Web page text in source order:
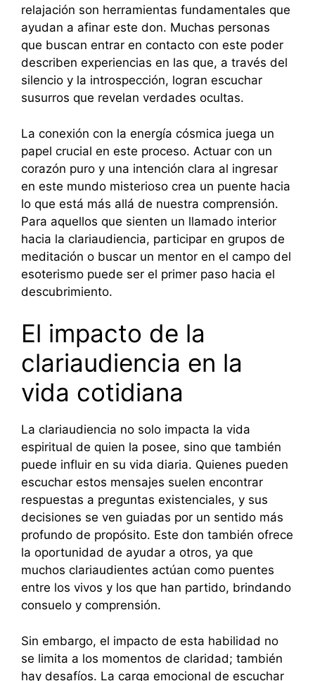
relajación son herramientas fundamentales que
ayudan a afinar este don. Muchas personas
que buscan entrar en contacto con este poder
describen experiencias en las que, a través del
silencio y la introspección, logran escuchar
susurros que revelan verdades ocultas.
La conexión con la energía cósmica juega un
papel crucial en este proceso. Actuar con un
corazón puro y una intención clara al ingresar
en este mundo misterioso crea un puente hacia
lo que está más allá de nuestra comprensión.
Para aquellos que sienten un llamado interior
hacia la clariaudiencia, participar en grupos de
meditación o buscar un mentor en el campo del
esoterismo puede ser el primer paso hacia el
descubrimiento.
El impacto de la
clariaudiencia en la
vida cotidiana
La clariaudiencia no solo impacta la vida
espiritual de quien la posee, sino que también
puede influir en su vida diaria. Quienes pueden
escuchar estos mensajes suelen encontrar
respuestas a preguntas existenciales, y sus
decisiones se ven guiadas por un sentido más
profundo de propósito. Este don también ofrece
la oportunidad de ayudar a otros, ya que
muchos clariaudientes actúan como puentes
entre los vivos y los que han partido, brindando
consuelo y comprensión.
Sin embargo, el impacto de esta habilidad no
se limita a los momentos de claridad; también
hay desafíos. La carga emocional de escuchar